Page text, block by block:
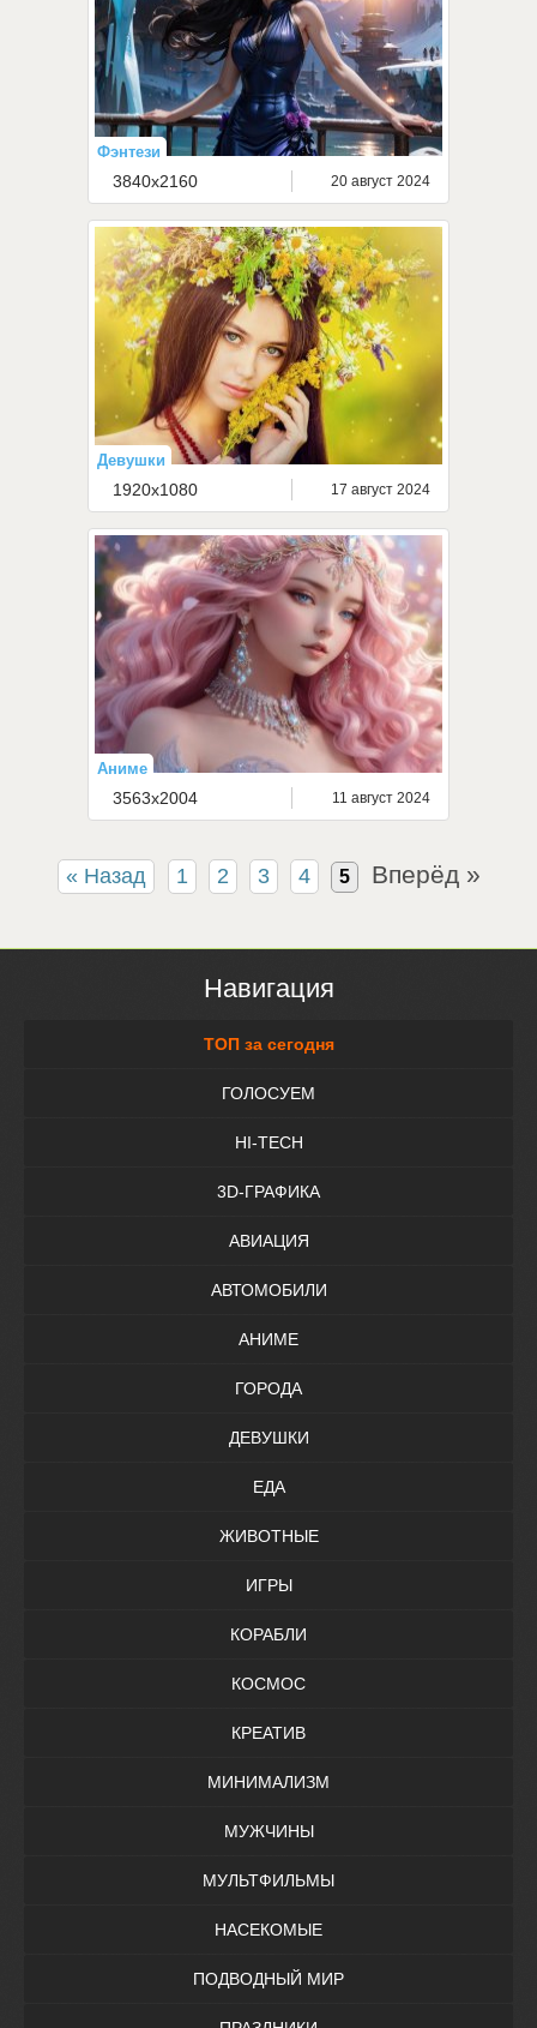
Фэнтези
3840x2160 20 август 2024
Девушки
1920x1080 17 август 2024
Аниме
3563x2004 11 август 2024
« Назад 1 2 3 4 5 Вперёд »
Навигация
ТОП за сегодня
ГОЛОСУЕМ
HI-TECH
3D-ГРАФИКА
АВИАЦИЯ
АВТОМОБИЛИ
АНИМЕ
ГОРОДА
ДЕВУШКИ
ЕДА
ЖИВОТНЫЕ
ИГРЫ
КОРАБЛИ
КОСМОС
КРЕАТИВ
МИНИМАЛИЗМ
МУЖЧИНЫ
МУЛЬТФИЛЬМЫ
НАСЕКОМЫЕ
ПОДВОДНЫЙ МИР